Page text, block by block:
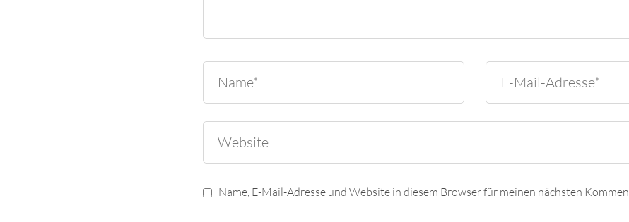
Name, E-Mail-Adresse und Website in diesem Browser für meinen nächsten